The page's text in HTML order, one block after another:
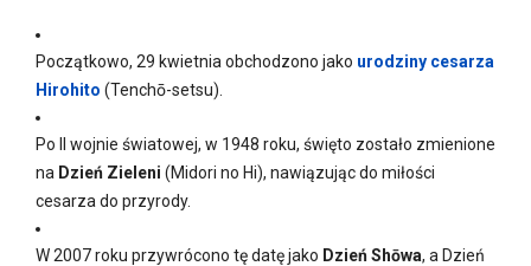
Początkowo, 29 kwietnia obchodzono jako urodziny cesarza
Hirohito (Tenchō-setsu).
Po II wojnie światowej, w 1948 roku, święto zostało zmienione
na Dzień Zieleni (Midori no Hi), nawiązując do miłości
cesarza do przyrody.
W 2007 roku przywrócono tę datę jako Dzień Shōwa, a Dzień